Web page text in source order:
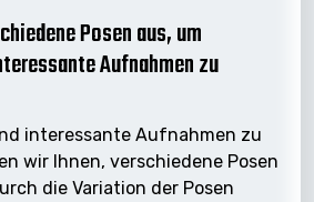
Posen aus, um
Aufnahmen zu
interessante Aufnahmen zu
wir Ihnen, verschiedene Posen
die Variation der Posen